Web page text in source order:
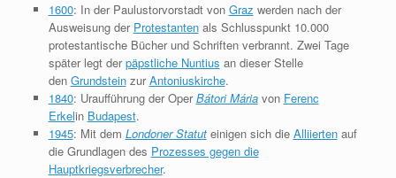
1600: In der Paulustorvorstadt von Graz werden nach der
Ausweisung der Protestantenals Schlusspunkt 10.000
protestantische Bücher und Schriften verbrannt. Zwei Tage
später legt derpäpstliche Nuntius an dieser Stelle
den GrundsteinzurAntoniuskirche.
1840: Uraufführung der OperBátori Mária von Ferenc
Erkelin Budapest.
1945: Mit dem Londoner Statut einigen sich die Alliiertenauf
die Grundlagen des Prozesses gegen die
Hauptkriegsverbrecher.